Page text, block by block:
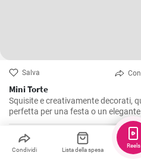
Salva
Mini Torte
Squisite e creativamente decorati,
perfetta per una festa o un
sorprese sono sicuramente un
per il palato!
Condividi Lista della spesa
Reels